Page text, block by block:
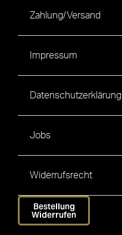
Zahlung/Versand
Impressum
Datenschutzerklärung
Jobs
Widerrufsrecht
Bestellung
Widerrufen